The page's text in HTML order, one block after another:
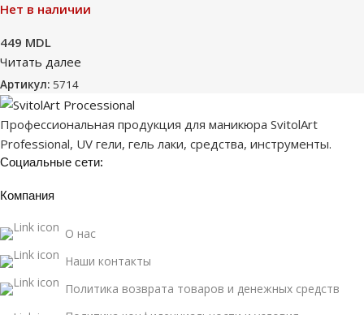
Нет в наличии
449 MDL
Читать далее
Артикул: 5714
Профессиональная продукция для маникюра SvitolArt
Professional, UV гели, гель лаки, средства, инструменты.
Социальные сети:
Компания
О нас
Наши контакты
Политика возврата товаров и денежных средств